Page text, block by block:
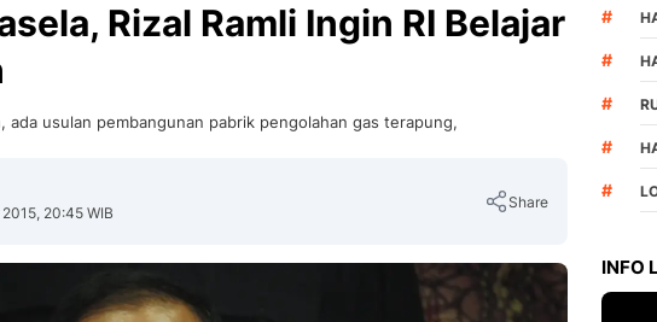
Rizal Ramli Ingin RI Belajar
ada usulan pembangunan pabrik pengolahan gas terapung,
20:45 WIB
Share
#
#
#
#
#
INFO